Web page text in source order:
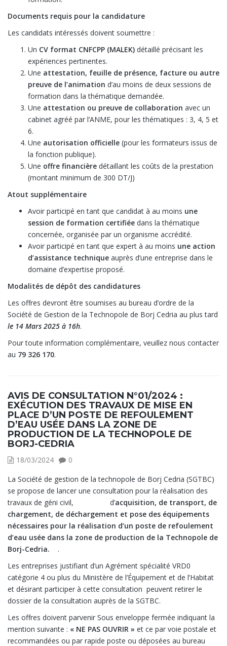
Documents requis pour la candidature
Les candidats intéressés doivent soumettre :
Un CV format CNFCPP (MALEK) détaillé précisant les
expériences pertinentes.
Une attestation, feuille de présence, facture ou autre
preuve de l’animation d’au moins de deux sessions de
formation dans la thématique demandée.
Une attestation ou preuve de collaboration avec un
cabinet agréé par l’ANME, pour les thématiques : 3, 4, 5 et
6.
Une autorisation officielle (pour les formateurs issus de
la fonction publique).
Une offre financière détaillant les coûts de la prestation
(montant minimum de 300 DT/J)
Atout supplémentaire
Avoir participé en tant que candidat à au moins une
session de formation certifiée dans la thématique
concernée, organisée par un organisme accrédité.
Avoir participé en tant que expert à au moins une action
d’assistance technique auprès d’une entreprise dans le
domaine d’expertise proposé.
Modalités de dépôt des candidatures
Les offres devront être soumises au bureau d’ordre de la
Société de Gestion de la Technopole de Borj Cedria au plus tard
le 14 Mars 2025 à 16h.
Pour toute information complémentaire, veuillez nous contacter
au 79 326 170.
AVIS DE CONSULTATION N°01/2024 :
EXÉCUTION DES TRAVAUX DE MISE EN
PLACE D’UN POSTE DE REFOULEMENT
D’EAU USÉE DANS LA ZONE DE
PRODUCTION DE LA TECHNOPOLE DE
BORJ-CEDRIA
18/03/2024
0
La Société de gestion de la technopole de Borj Cedria (SGTBC)
se propose de lancer une consultation pour la réalisation des
travaux de géni civil, d’acquisition, de transport, de
chargement, de déchargement et pose des équipements
nécessaires pour la réalisation d’un poste de refoulement
d’eau usée dans la zone de production de la Technopole de
Borj-Cedria. .
Les entreprises justifiant d’un Agrément spécialité VRD0
catégorie 4 ou plus du Ministère de l’Équipement et de l’Habitat
et désirant participer à cette consultation peuvent retirer le
dossier de la consultation auprès de la SGTBC.
Les offres doivent parvenir Sous enveloppe fermée indiquant la
mention suivante : « NE PAS OUVRIR » et ce par voie postale et
recommandées ou par rapide poste ou déposées au bureau